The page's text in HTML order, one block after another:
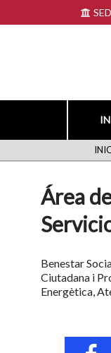
al
Área
Benestar
Ciutadana i
Energètica,